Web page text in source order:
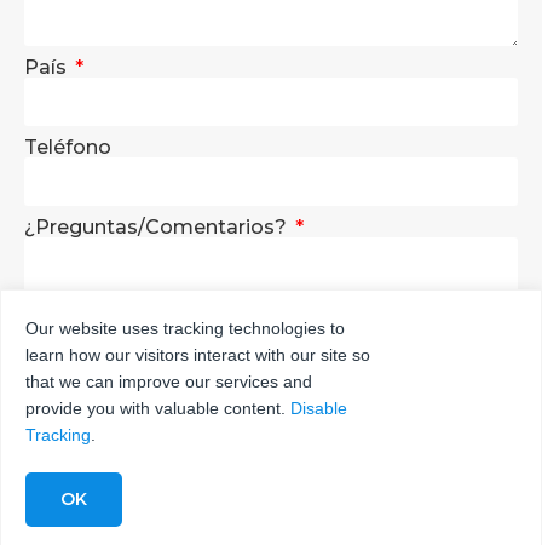
País
Teléfono
¿Preguntas/Comentarios?
ENVÍA
Our website uses tracking technologies to
learn how our visitors interact with our site so
that we can improve our services and
provide you with valuable content. Disable
Tracking